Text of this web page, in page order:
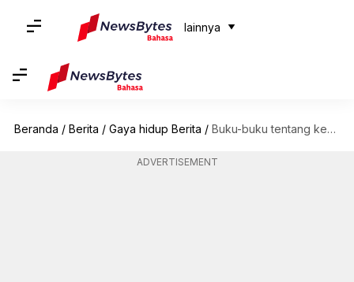
lainnya
Beranda / Berita / Gaya hidup Berita / Buku-buku tentang kesedihan yang dapat membantu Anda mengatasi rasa kehilangan
ADVERTISEMENT